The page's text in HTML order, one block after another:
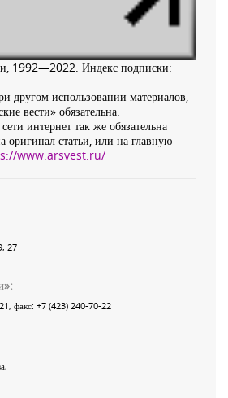
1992—2022. Индекс подписки:
другом использовании материалов,
вести» обязательна.
интернет так же обязательна
оригинал статьи, или на главную
www.arsvest.ru/
27
»:
, факс: +7 (423) 240-70-22